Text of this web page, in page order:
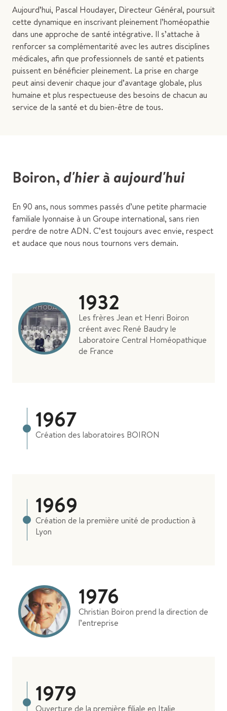
Aujourd’hui, Pascal Houdayer, Directeur Général, poursuit
cette dynamique en inscrivant pleinement l’homéopathie
dans une approche de santé intégrative. Il s’attache à
renforcer sa complémentarité avec les autres disciplines
médicales, afin que professionnels de santé et patients
puissent en bénéficier pleinement. La prise en charge
peut ainsi devenir chaque jour d’avantage globale, plus
humaine et plus respectueuse des besoins de chacun au
service de la santé et du bien-être de tous.
Boiron,d'hierà aujourd'hui
En 90 ans, nous sommes passés d’une petite pharmacie
familiale lyonnaise à un Groupe international, sans rien
perdre de notre ADN. C’est toujours avec envie, respect
et audace que nous nous tournons vers demain.
1932
Les frères Jean et Henri Boiron
créent avec René Baudry le
Laboratoire Central Homéopathique
de France
1967
Création des laboratoires BOIRON
1969
Création de la première unité de production à
Lyon
1976
Christian Boiron prend la direction de
l’entreprise
1979
Ouverture de la première filiale en Italie